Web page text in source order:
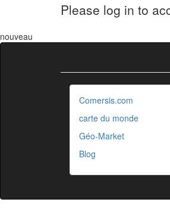
Please log in to
nouveau
Comersis.com
carte du monde
Géo-Market
Blog